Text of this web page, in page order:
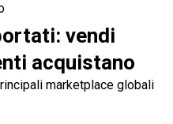
vendi
acquistano
marketplace globali